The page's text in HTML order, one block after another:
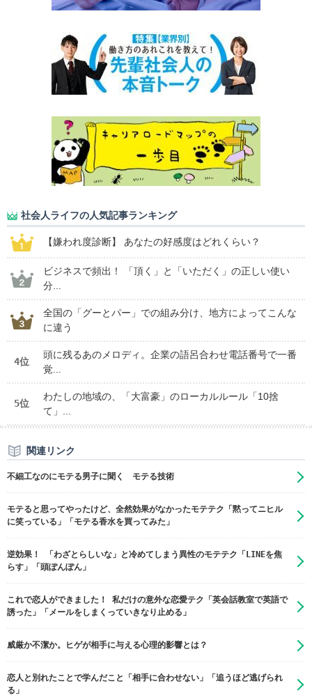
社会人ライフの人気記事ランキング
【嫌われ度診断】 あなたの好感度はどれくらい？
ビジネスで頻出！ 「頂く」と「いただく」の正しい使い
分...
全国の「グーとパー」での組み分け、地方によってこんな
に違う
4位
頭に残るあのメロディ。企業の語呂合わせ電話番号で一番
覚...
5位
わたしの地域の、「大富豪」のローカルルール「10捨
て」...
関連リンク
不細工なのにモテる男子に聞く モテる技術
モテると思ってやったけど、全然効果がなかったモテテク「黙ってニヒル
に笑っている」「モテる香水を買ってみた」
逆効果！ 「わざとらしいな」と冷めてしまう異性のモテテク「LINEを焦
らす」「頭ぽんぽん」
これで恋人ができました！ 私だけの意外な恋愛テク「英会話教室で英語で
誘った」「メールをしまくっていきなり止める」
威厳か不潔か。ヒゲが相手に与える心理的影響とは？
恋人と別れたことで学んだこと「相手に合わせない」「追うほど逃げられ
る」